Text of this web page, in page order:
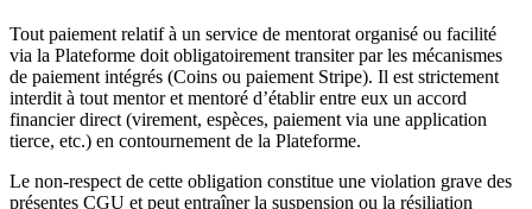
Tout paiement relatif à un service de mentorat organisé ou facilité
via la Plateforme doit obligatoirement transiter par les mécanismes
de paiement intégrés (Coins ou paiement Stripe). Il est strictement
interdit à tout mentor et mentoré d’établir entre eux un accord
financier direct (virement, espèces, paiement via une application
tierce, etc.) en contournement de la Plateforme.
Le non-respect de cette obligation constitue une violation grave des
présentes CGU et peut entraîner la suspension ou la résiliation